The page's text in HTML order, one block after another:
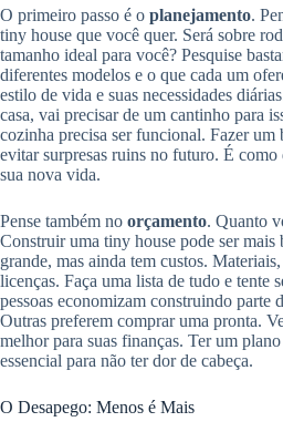
O primeiro passo é o planejamento.
tiny house que você quer. Será sobre
tamanho ideal para você? Pesquise
diferentes modelos e o que cada um
estilo de vida e suas necessidades
casa, vai precisar de um cantinho para
cozinha precisa ser funcional. Fazer um
evitar surpresas ruins no futuro. É como
sua nova vida.
Pense também no orçamento. Quanto
Construir uma tiny house pode ser mais
grande, mas ainda tem custos.
licenças. Faça uma lista de tudo e tente
pessoas economizam construindo parte
Outras preferem comprar uma pronta.
melhor para suas finanças. Ter um
essencial para não ter dor de cabeça.
O Desapego: Menos é Mais